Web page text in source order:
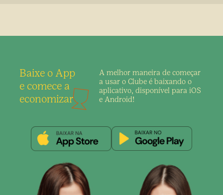
Baixe o App
e comece a
economizar
A melhor maneira de começar
a usar o Clube é baixando o
aplicativo, disponível para iOS
e Android!